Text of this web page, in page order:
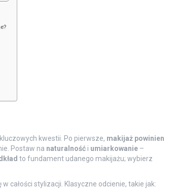
kwestii. Po pierwsze, makijaż powinien
Postaw na naturalnośći umiarkowanie–
to fundament udanego makijażu; wybierz
całości stylizacji. Klasyczne odcienie, takie jak: